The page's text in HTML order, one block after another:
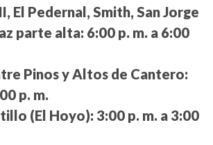
El Pedernal, Smith, San Jorge
parte alta: 6:00 p. m. a 6:00
Pinos y Altos de Cantero:
p. m.
(El Hoyo): 3:00 p. m. a 3:00